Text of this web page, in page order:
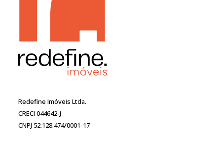
Redefine Imóveis Ltda.
CRECI 044642-J
CNPJ 52.128.474/0001-17